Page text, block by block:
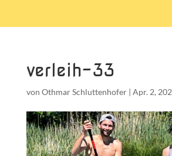
verleih-33
von Othmar Schluttenhofer| Apr. 2,